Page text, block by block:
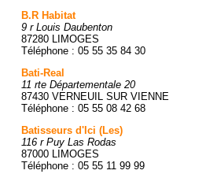
B.R Habitat
9 r Louis Daubenton
87280 LIMOGES
Téléphone : 05 55 35 84 30
Bati-Real
11 rte Départementale 20
87430 VERNEUIL SUR VIENNE
Téléphone : 05 55 08 42 68
Batisseurs d'Ici (Les)
116 r Puy Las Rodas
87000 LIMOGES
Téléphone : 05 55 11 99 99